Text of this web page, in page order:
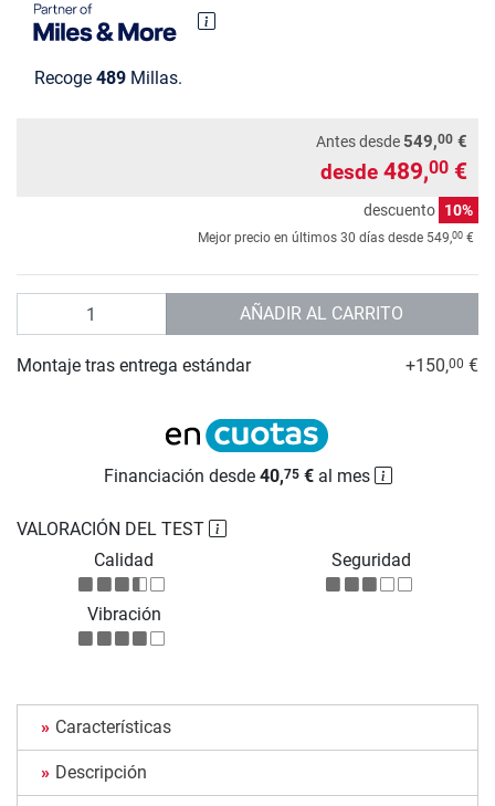
Recoge 489 Millas.
Antes desde 549,00 €
desde 489,00 €
descuento 10%
Mejor precio en últimos 30 días desde 549,00 €
AÑADIR AL CARRITO
VALORACIÓN DEL TEST
Calidad
Seguridad
Vibración
Montaje tras entrega estándar +150,00 €
Financiación desde 40,75€al mes
Características
Descripción